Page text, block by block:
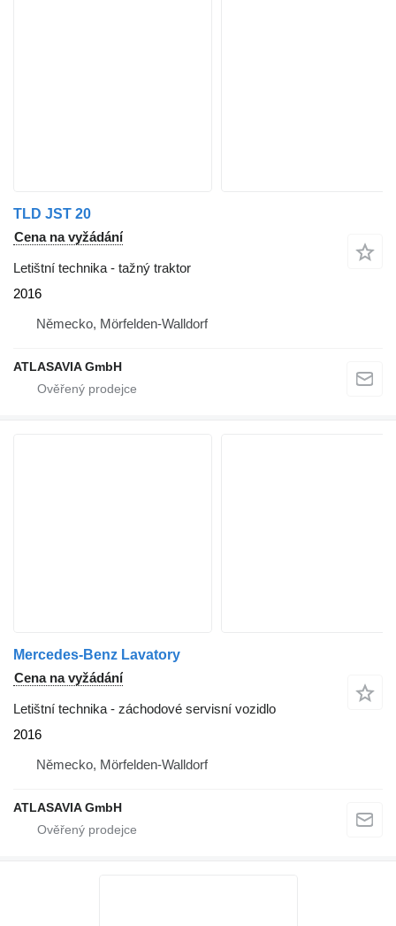
TLD JST 20
Cena na vyžádání
Letištní technika - tažný traktor
2016
Německo, Mörfelden-Walldorf
ATLASAVIA GmbH
Mercedes-Benz Lavatory
Cena na vyžádání
Letištní technika - záchodové servisní vozidlo
2016
Německo, Mörfelden-Walldorf
ATLASAVIA GmbH